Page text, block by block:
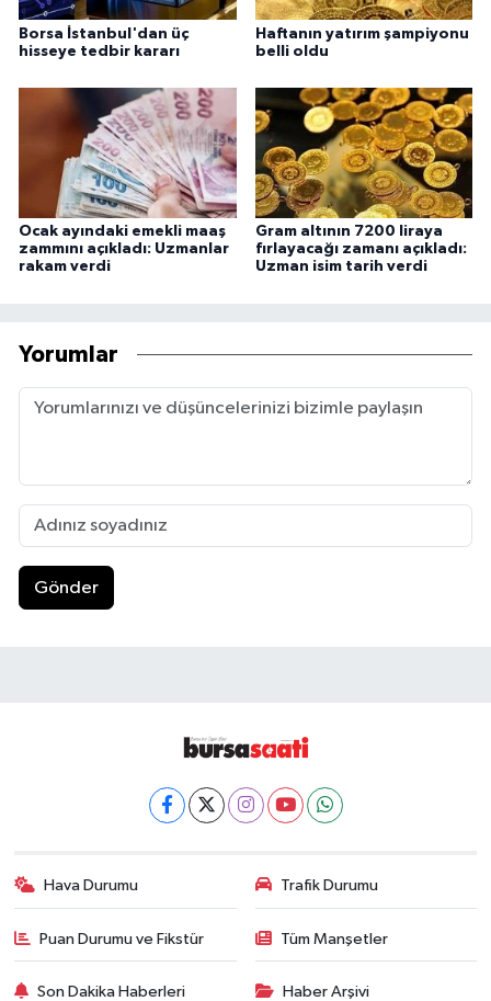
Borsa İstanbul'dan üç
hisseye tedbir kararı
Haftanın yatırım şampiyonu
belli oldu
Ocak ayındaki emekli maaş
zammını açıkladı: Uzmanlar
rakam verdi
Gram altının 7200 liraya
fırlayacağı zamanı açıkladı:
Uzman isim tarih verdi
Yorumlar
Gönder
Hava Durumu Trafik Durumu
Puan Durumu ve Fikstür Tüm Manşetler
Son Dakika Haberleri Haber Arşivi